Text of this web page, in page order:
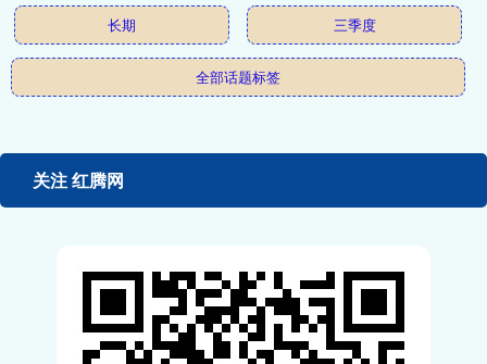
长期 三季度
全部话题标签
关注 红腾网